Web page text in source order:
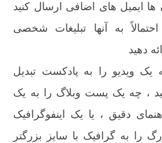
ها ایمیل های اضافی ارسال کنید
به آنها تبلیغات شخصی
دهید
یک ویدیو را به پادکست تبدیل
، چه یک پست وبلاگ را به یک
دقیق ، یا یک اینفوگرافیک
را به گرافیک با سایز بزرگتر